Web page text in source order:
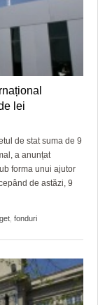
lei
de stat suma de 9
a anunțat
forma unui ajutor
de astăzi, 9
fonduri